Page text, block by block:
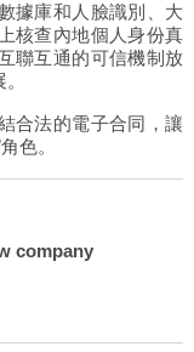
據庫和人臉識別、大
核查內地個人身份真
聯互通的可信機制放
合法的電子合同，讓
色。
company